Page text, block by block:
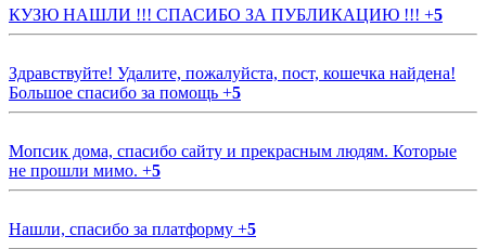
КУЗЮ НАШЛИ !!! СПАСИБО ЗА ПУБЛИКАЦИЮ !!! +5
Здравствуйте! Удалите, пожалуйста, пост, кошечка найдена!
Большое спасибо за помощь +5
Мопсик дома, спасибо сайту и прекрасным людям. Которые
не прошли мимо. +5
Нашли, спасибо за платформу +5